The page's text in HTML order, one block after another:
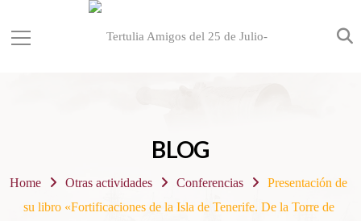
BLOG
Home Otras actividades Conferencias
Presentación de
su libro «Fortificaciones de la Isla de Tenerife. De la Torre de